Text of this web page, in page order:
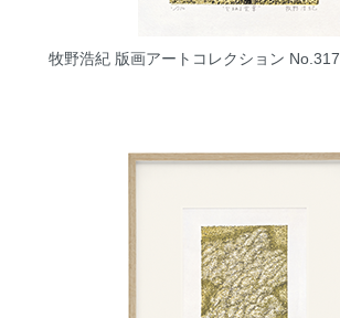
牧野浩紀 版画アートコレクション No.317